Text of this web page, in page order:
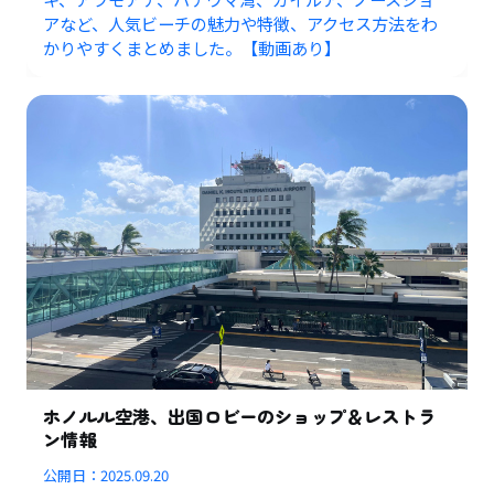
アなど、人気ビーチの魅力や特徴、アクセス方法をわ
かりやすくまとめました。【動画あり】
ホノルル空港、出国ロビーのショップ＆レストラ
ン情報
公開日：2025.09.20